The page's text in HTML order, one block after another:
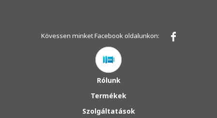
Kövessen minket Facebook oldalunkon:
Rólunk
Termékek
Szolgáltatások